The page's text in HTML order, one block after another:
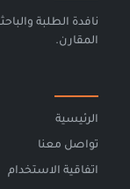
نافدة الطلبة
المقارن.
الرئيسية
تواصل معنا
اتفاقية الاستخدام